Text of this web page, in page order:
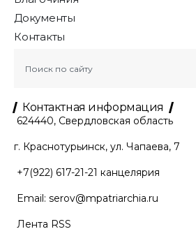
Документы
Контакты
Контактная информация
624440, Свердловская область
г. Краснотурьинск, ул. Чапаева, 7
+7(922) 617-21-21 канцелярия
Email: serov@mpatriarchia.ru
Лента RSS